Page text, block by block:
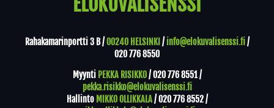
Rahakamarinportti 3 B /00240 HELSINKI / info@elokuvalisenssi.fi/
020 776 8550
Myynti PEKKA RISIKKO/020 776 8551/
pekka.risikko@elokuvalisenssi.fi
Hallinto MIKKO OLLIKKALA/020 776 8552/